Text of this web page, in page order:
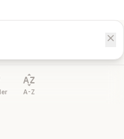
close
sort_by_alpha
A-Z